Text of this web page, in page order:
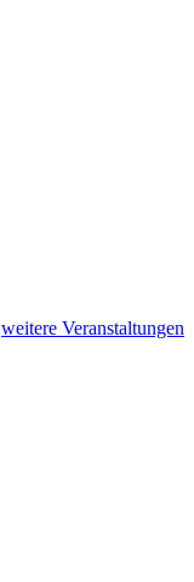
weitere Veranstaltungen